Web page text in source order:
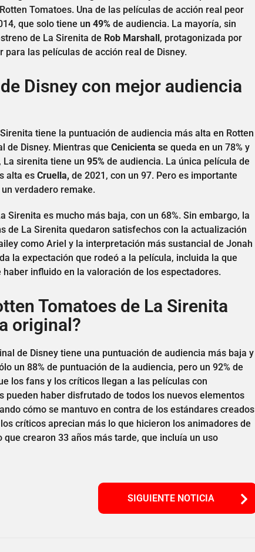
Tomatoes. Una de las películas de acción real peor
que solo tiene un 49% de audiencia. La mayoría, sin
de La Sirenita de Rob Marshall , protagonizada por
para las películas de acción real de Disney.
Disney con mejor audiencia
tiene la puntuación de audiencia más alta en Rotten
de Disney. Mientras que Cenicienta se queda en un 78% y
, La sirenita tiene un 95% de audiencia. La única película de
alta es Cruella, de 2021, con un 97. Pero es importante
verdadero remake.
Sirenita es mucho más baja, con un 68%. Sin embargo, la
de La Sirenita quedaron satisfechos con la actualización
como Ariel y la interpretación más sustancial de Jonah
la expectación que rodeó a la película, incluida la que
influido en la valoración de los espectadores.
Tomatoes de La Sirenita
original?
de Disney tiene una puntuación de audiencia más baja y
un 88% de puntuación de la audiencia, pero un 92% de
los fans y los críticos llegan a las películas con
haber disfrutado de todos los nuevos elementos
cómo se mantuvo en contra de los estándares creados
críticos aprecian más lo que hicieron los animadores de
crearon 33 años más tarde, que incluía un uso
SIGUIENTE NOTICIA